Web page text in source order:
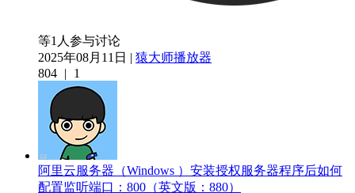
等1人参与讨论
2025年08月11日 | 猿大师播放器
804 | 1
阿里云服务器（Windows ）安装授权服务器程序后如何
配置监听端口：800（英文版：880）